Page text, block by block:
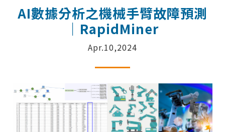
AI數據分析之機械手臂故障預測
｜RapidMiner
Apr.10,2024